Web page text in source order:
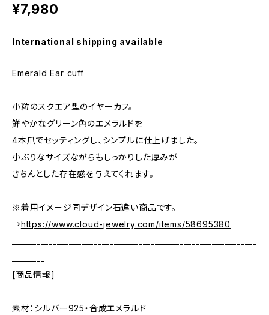
¥7,980
International shipping available
Emerald Ear cuff
小粒のスクエア型のイヤーカフ。
鮮やかなグリーン色のエメラルドを
4本爪でセッティングし、シンプルに仕上げました。
小ぶりなサイズながらもしっかりした厚みが
きちんとした存在感を与えてくれます。
※着用イメージ同デザイン石違い商品です。
→https://www.cloud-jewelry.com/items/58695380
[商品情報]
素材：シルバー925・合成エメラルド